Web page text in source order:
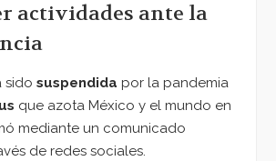
actividades ante la
sido suspendida por la pandemia
que azota México y el mundo en
mediante un comunicado
de redes sociales.